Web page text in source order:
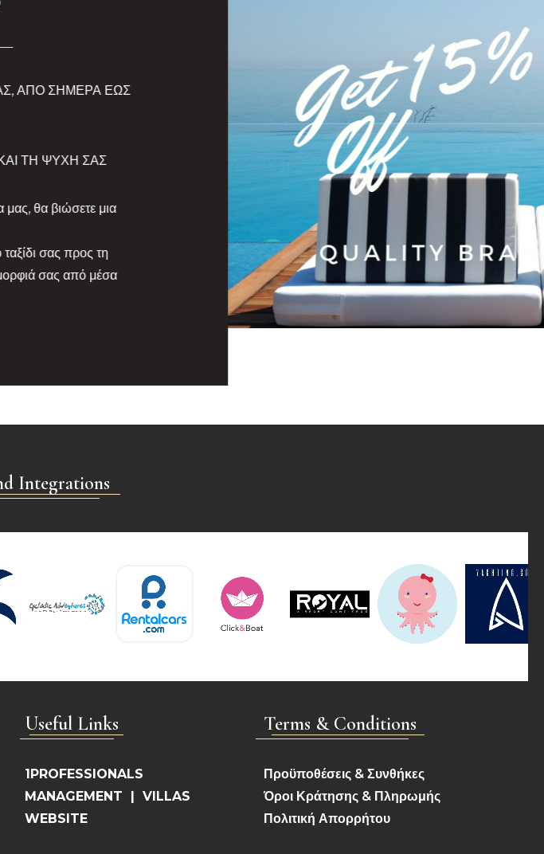
ΑΠΟΛΑΥΣΤΕ ΤΟ ΚΑΛΟΚΑΙΡΙ ΣΑΣ. – Έως 15%
Κάντε κράτηση, για τις καλοκαιρινές σας διακοπές, από
σήμερα έως τις 31/03 και εξοικονομήστε 15% στη διαμονή
σας.
Integrations
Useful Links
1PROFESSIONALS
MANAGEMENT
VILLAS
WEBSITE
Terms & Conditions
Προϋποθέσεις & Συνθήκες
Όροι Κράτησης & Πληρωμής
Πολιτική Απορρήτου